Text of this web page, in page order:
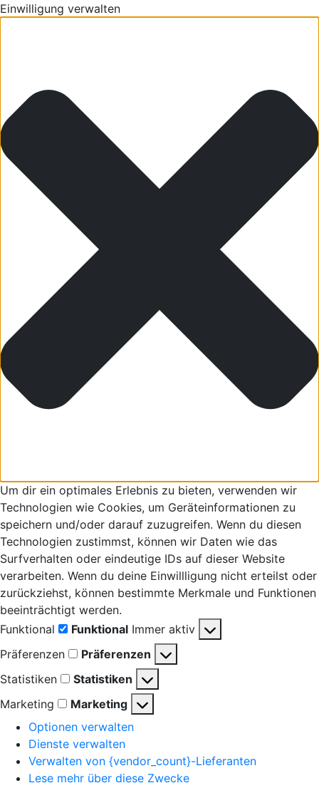
Einwilligung verwalten
Um dir ein optimales Erlebnis zu bieten, verwenden wir
Technologien wie Cookies, um Geräteinformationen zu
speichern und/oder darauf zuzugreifen. Wenn du diesen
Technologien zustimmst, können wir Daten wie das
Surfverhalten oder eindeutige IDs auf dieser Website
verarbeiten. Wenn du deine Einwillligung nicht erteilst oder
zurückziehst, können bestimmte Merkmale und Funktionen
beeinträchtigt werden.
Funktional
Funktional Immer aktiv
Präferenzen
Präferenzen
Statistiken
Statistiken
Marketing
Marketing
Optionen verwalten
Dienste verwalten
Verwalten von {vendor_count}-Lieferanten
Lese mehr über diese Zwecke